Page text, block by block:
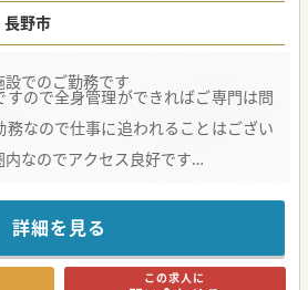
長野県 長野市
でのご勤務です
ので全身管理ができればご専門は問
なので仕事に追われることはござい
なのでアクセス良好です
設での病棟管理のお仕事です。
様が多いのでゆったりとご勤務いただ
能です。
問い合わせください。
詳細を見る
この求人に